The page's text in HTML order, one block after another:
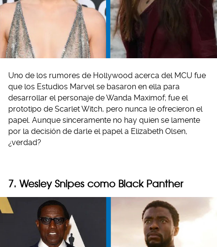
Uno de los rumores de Hollywood acerca del MCU fue
que los Estudios Marvel se basaron en ella para
desarrollar el personaje de Wanda Maximof; fue el
prototipo de Scarlet Witch, pero nunca le ofrecieron el
papel. Aunque sinceramente no hay quien se lamente
por la decisión de darle el papel a Elizabeth Olsen,
¿verdad?
7. Wesley Snipes como Black Panther